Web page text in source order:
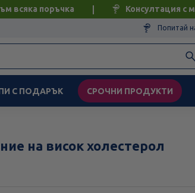
всяка поръчка Консултация с
Попитай
С ПОДАРЪК СРОЧНИ ПРОДУКТИ
на висок холестерол